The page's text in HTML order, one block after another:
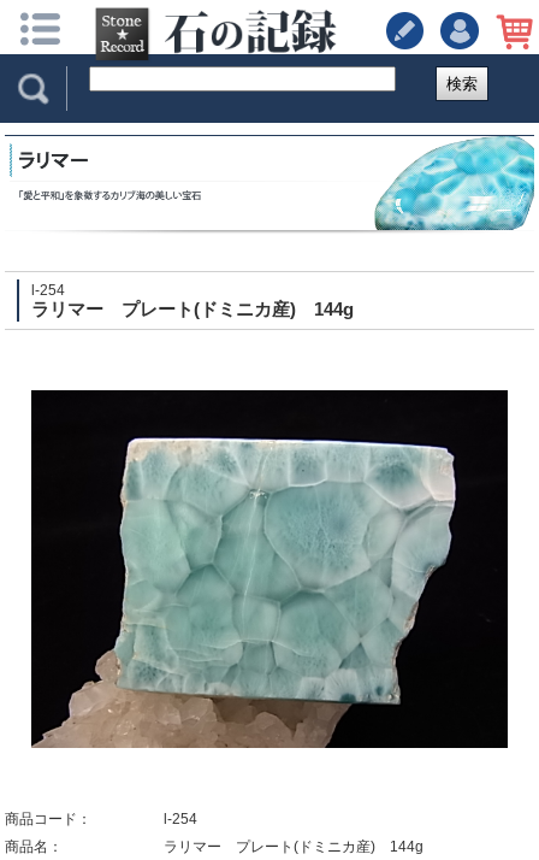
検索
l-254
ラリマー プレート(ドミニカ産) 144g
商品コード：
l-254
商品名：
ラリマー プレート(ドミニカ産) 144g